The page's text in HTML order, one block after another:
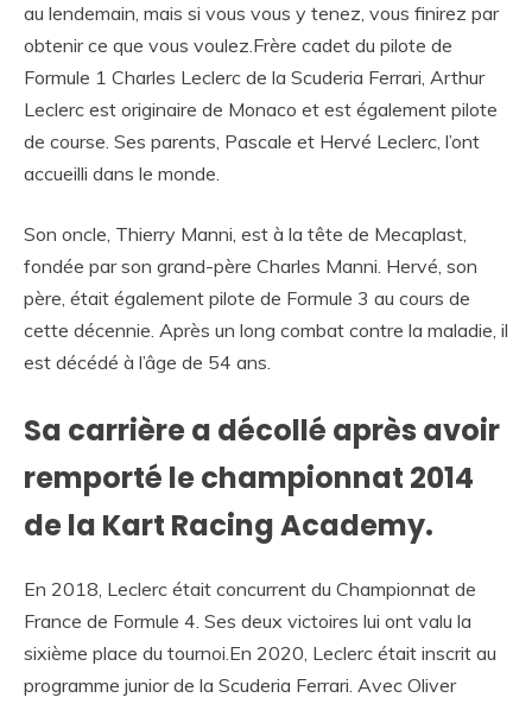
au lendemain, mais si vous vous y tenez, vous finirez par
obtenir ce que vous voulez.Frère cadet du pilote de
Formule 1 Charles Leclerc de la Scuderia Ferrari, Arthur
Leclerc est originaire de Monaco et est également pilote
de course. Ses parents, Pascale et Hervé Leclerc, l’ont
accueilli dans le monde.
Son oncle, Thierry Manni, est à la tête de Mecaplast,
fondée par son grand-père Charles Manni. Hervé, son
père, était également pilote de Formule 3 au cours de
cette décennie. Après un long combat contre la maladie, il
est décédé à l’âge de 54 ans.
Sa carrière a décollé après avoir
remporté le championnat 2014
de la Kart Racing Academy.
En 2018, Leclerc était concurrent du Championnat de
France de Formule 4. Ses deux victoires lui ont valu la
sixième place du tournoi.En 2020, Leclerc était inscrit au
programme junior de la Scuderia Ferrari. Avec Oliver